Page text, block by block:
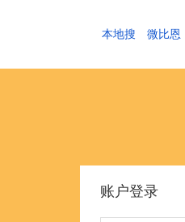
本地搜 微比恩
账户登录